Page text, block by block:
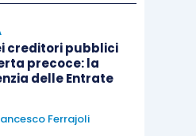
sulle modalità di
creditori pubblici
precoce: la
delle Entrate
Ferrajoli